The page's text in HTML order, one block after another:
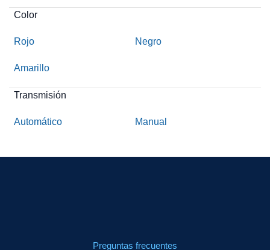
Color
Rojo Negro
Amarillo
Transmisión
Automático Manual
Preguntas frecuentes